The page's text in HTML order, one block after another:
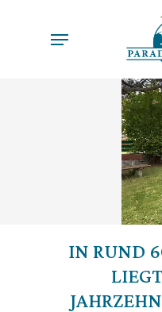
Menu
IN RUND